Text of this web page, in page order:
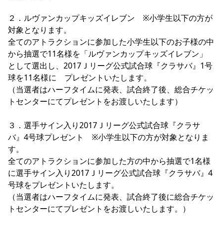
２．ルヴァンカップキッズイレブン　※小学生以下の方が
対象となります。
全てのアトラクションに参加した小学生以下のお子様の中
から抽選で11名様を「ルヴァンカップキッズイレブン」
として選出し、2017Ｊリーグ公式試合球『クラサバ』1号
球を11名様に　プレゼントいたします。
（当選者はハーフタイムに発表、試合終了後、総合チケッ
トセンターにてプレゼントをお渡しいたします）
３．選手サイン入り2017Ｊリーグ公式試合球『クラサ
バ』4号球プレゼント　※小学生以下の方が対象となりま
す。
全てのアトラクションに参加した方の中から抽選で1名様
に選手サイン入り2017Ｊリーグ公式試合球『クラサバ』4
号球をプレゼントいたします。
（当選者はハーフタイムに発表、試合終了後に総合チケッ
トセンターにてプレゼントをお渡しいたします。）